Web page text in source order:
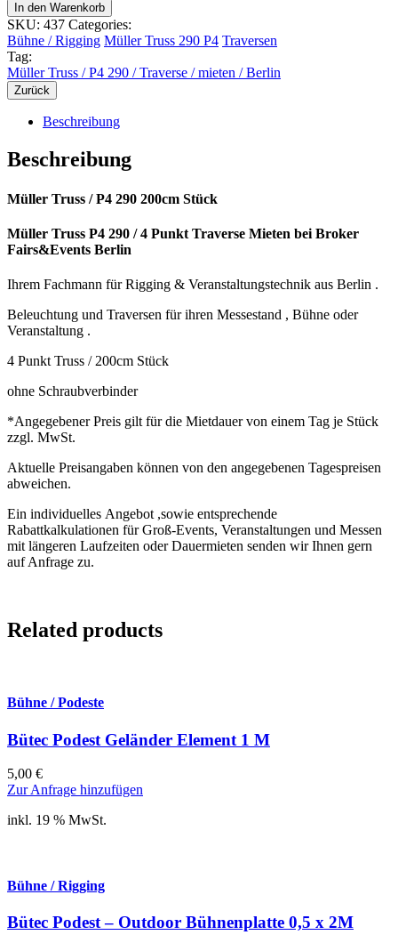
In den Warenkorb
SKU: 437 Categories:
Bühne / Rigging Müller Truss 290 P4 Traversen
Tag:
Müller Truss / P4 290 / Traverse / mieten / Berlin
Zurück
Beschreibung
Beschreibung
Müller Truss / P4 290 200cm Stück
Müller Truss P4 290 / 4 Punkt Traverse Mieten bei Broker
Fairs&Events Berlin
Ihrem Fachmann für Rigging & Veranstaltungstechnik aus Berlin .
Beleuchtung und Traversen für ihren Messestand , Bühne oder
Veranstaltung .
4 Punkt Truss / 200cm Stück
ohne Schraubverbinder
*Angegebener Preis gilt für die Mietdauer von einem Tag je Stück
zzgl. MwSt.
Aktuelle Preisangaben können von den angegebenen Tagespreisen
abweichen.
Ein individuelles Angebot ,sowie entsprechende
Rabattkalkulationen für Groß-Events, Veranstaltungen und Messen
mit längeren Laufzeiten oder Dauermieten senden wir Ihnen gern
auf Anfrage zu.
Related products
Bühne / Podeste
Bütec Podest Geländer Element 1 M
5,00 €
Zur Anfrage hinzufügen
inkl. 19 % MwSt.
Bühne / Rigging
Bütec Podest – Outdoor Bühnenplatte 0,5 x 2M